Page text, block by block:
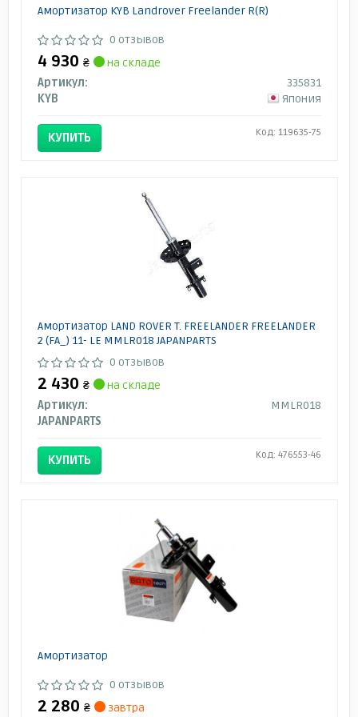
Амортизатор KYB Landrover Freelander R(R)
0 отзывов
4 930 ₴
на складе
Артикул:
335831
KYB
Япония
КУПИТЬ Код: 119635-75
Амортизатор LAND ROVER T. FREELANDER FREELANDER
2 (FA_) 11- LE MMLR018 JAPANPARTS
0 отзывов
2 430 ₴
на складе
Артикул:
MMLR018
JAPANPARTS
КУПИТЬ Код: 476553-46
Амортизатор
0 отзывов
2 280 ₴ завтра